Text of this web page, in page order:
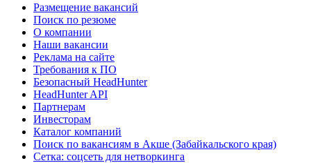
Размещение вакансий
Поиск по резюме
О компании
Наши вакансии
Реклама на сайте
Требования к ПО
Безопасный HeadHunter
HeadHunter API
Партнерам
Инвесторам
Каталог компаний
Поиск по вакансиям в Акше (Забайкальского края)
Сетка: соцсеть для нетворкинга